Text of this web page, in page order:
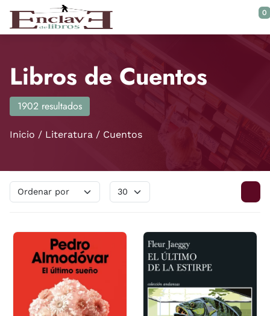
Saltar al contenido principal
0
Libros de Cuentos
1902 resultados
Inicio Literatura Cuentos